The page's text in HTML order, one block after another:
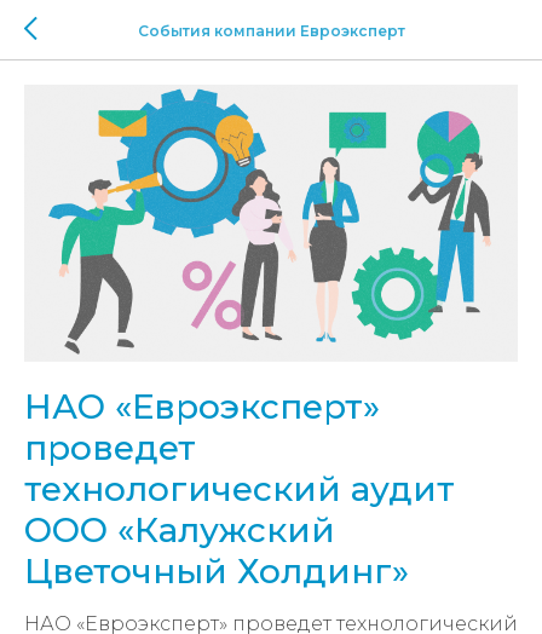
События компании Евроэксперт
НАО «Евроэксперт»
проведет
технологический аудит
ООО «Калужский
Цветочный Холдинг»
НАО «Евроэксперт» проведет технологический